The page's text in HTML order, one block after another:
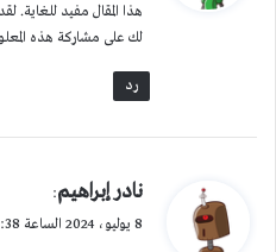
ل
هذا المقال مفيد للغاية.
لك على مشاركة هذه
رد
ينادر إبراهيم:
8 يوليو، 2024 الساعة 9:38 ص